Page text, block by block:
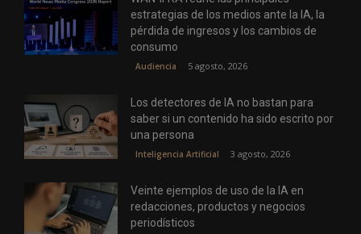
estrategias de los medios ante la IA, la
pérdida de ingresos y los cambios de
consumo
Audiencia 5 agosto, 2026
Los detectores de IA no bastan para
saber si un contenido ha sido escrito por
una persona
Inteligencia Artificial 3 agosto, 2026
Veinte ejemplos de uso de la IA en
redacciones, productos y negocios
periodísticos